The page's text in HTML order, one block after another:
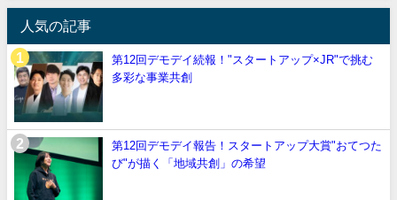
人気の記事
第12回デモデイ続報！"スタートアップ×JR"で挑む
多彩な事業共創
第12回デモデイ報告！スタートアップ大賞"おてつた
び"が描く「地域共創」の希望